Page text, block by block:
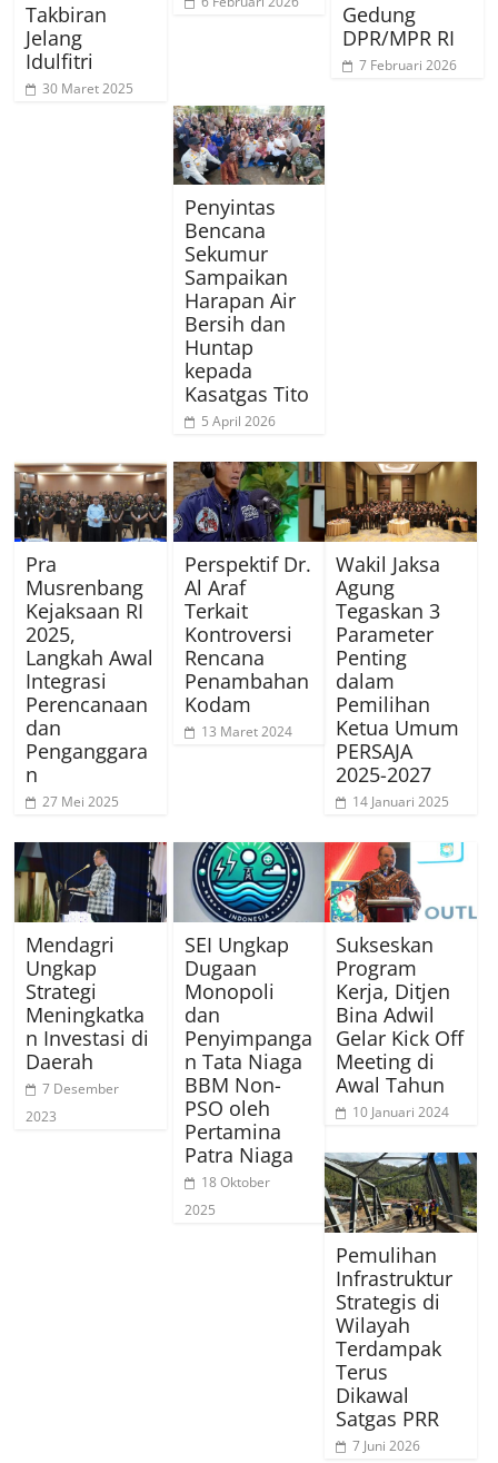
Takbiran
Jelang
Idulfitri
30 Maret 2025
Gedung
DPR/MPR RI
7 Februari 2026
Penyintas
Bencana
Sekumur
Sampaikan
Harapan Air
Bersih dan
Huntap
kepada
Kasatgas Tito
5 April 2026
Pra
Musrenbang
Kejaksaan RI
2025,
Langkah Awal
Integrasi
Perencanaan
dan
Penganggara
n
27 Mei 2025
Perspektif Dr.
Al Araf
Terkait
Kontroversi
Rencana
Penambahan
Kodam
13 Maret 2024
Wakil Jaksa
Agung
Tegaskan 3
Parameter
Penting
dalam
Pemilihan
Ketua Umum
PERSAJA
2025-2027
14 Januari 2025
Mendagri
Ungkap
Strategi
Meningkatka
n Investasi di
Daerah
7 Desember
2023
SEI Ungkap
Dugaan
Monopoli
dan
Penyimpanga
n Tata Niaga
BBM Non-
PSO oleh
Pertamina
Patra Niaga
18 Oktober
2025
Sukseskan
Program
Kerja, Ditjen
Bina Adwil
Gelar Kick Off
Meeting di
Awal Tahun
10 Januari 2024
Pemulihan
Infrastruktur
Strategis di
Wilayah
Terdampak
Terus
Dikawal
Satgas PRR
7 Juni 2026